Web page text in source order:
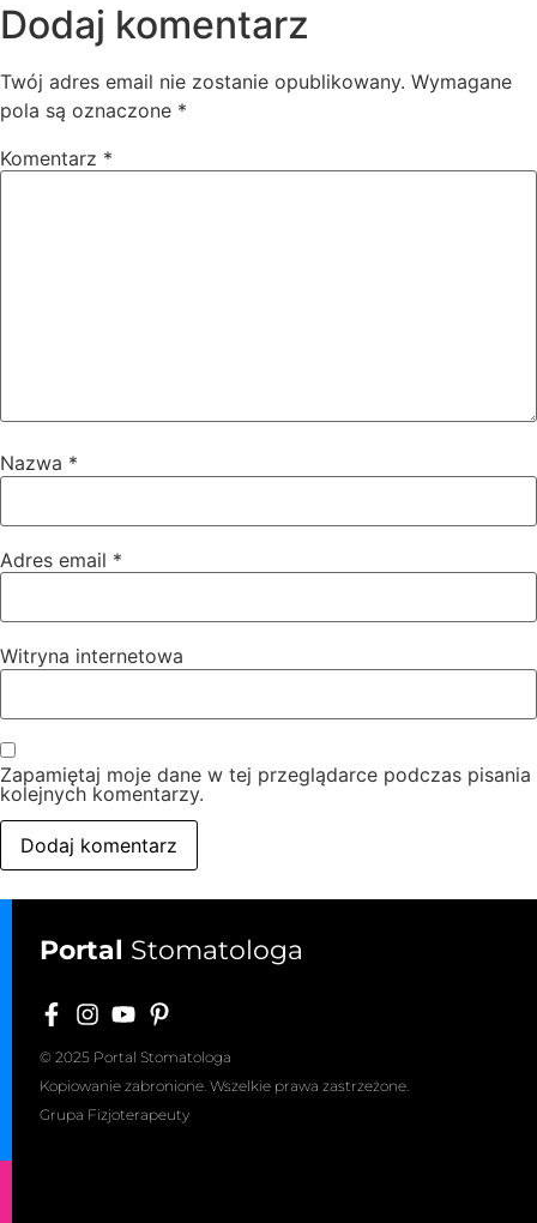
Dodaj komentarz
Twój adres email nie zostanie opublikowany. Wymagane
pola są oznaczone *
Komentarz *
Nazwa *
Adres email *
Witryna internetowa
Zapamiętaj moje dane w tej przeglądarce podczas pisania
kolejnych komentarzy.
Portal Stomatologa
© 2025 Portal Stomatologa
Kopiowanie zabronione. Wszelkie prawa zastrzeżone.
Grupa Fizjoterapeuty